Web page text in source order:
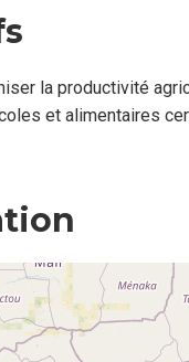
la productivité
et alimentaires